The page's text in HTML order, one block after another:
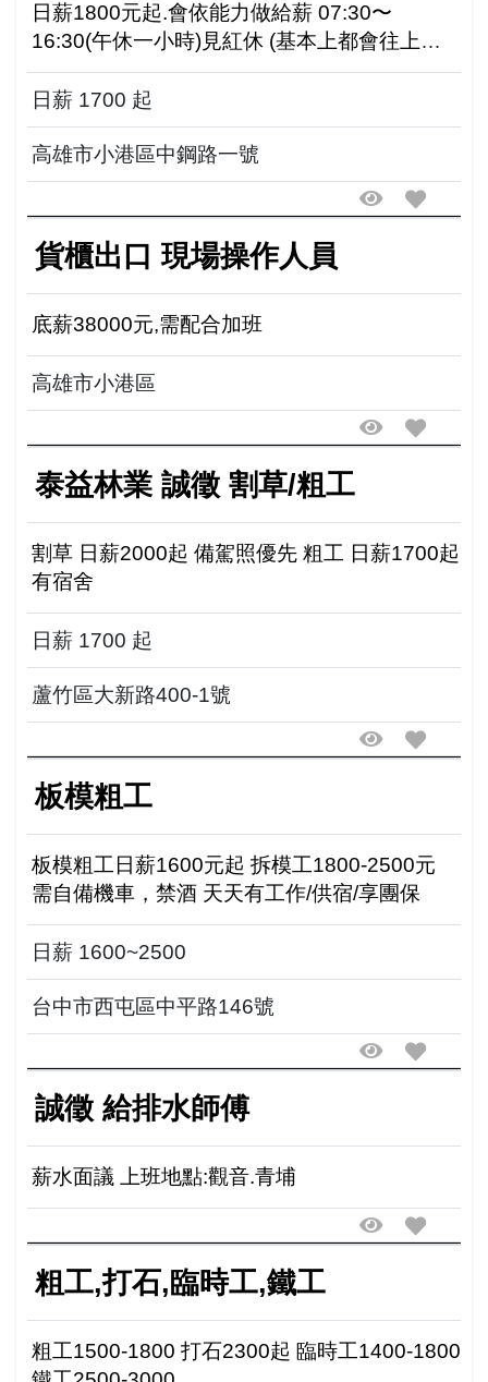
日薪1800元起.會依能力做給薪 07:30〜
16:30(午休一小時)見紅休 (基本上都會往上調
薪)有經驗起薪更高 享勞健保,由老闆全權負擔.
有特休 特休可以換成現金,過年也有紅包... ...
日薪 1700 起
高雄市小港區中鋼路一號
貨櫃出口 現場操作人員
底薪38000元,需配合加班
高雄市小港區
泰益林業 誠徵 割草/粗工
割草 日薪2000起 備駕照優先 粗工 日薪1700起
有宿舍
日薪 1700 起
蘆竹區大新路400-1號
板模粗工
板模粗工日薪1600元起 拆模工1800-2500元
需自備機車，禁酒 天天有工作/供宿/享團保
日薪 1600~2500
台中市西屯區中平路146號
誠徵 給排水師傅
薪水面議 上班地點:觀音.青埔
粗工,打石,臨時工,鐵工
粗工1500-1800 打石2300起 臨時工1400-1800